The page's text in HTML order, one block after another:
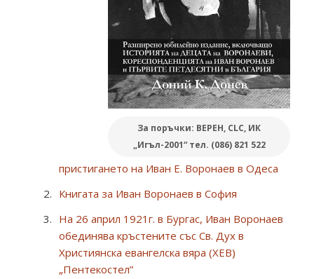
За поръчки: ВЕРЕН, CLC, ИК
„Игъл-2001“ тел. (086) 821 522
пристигането на Иван Е. Воронаев в Одеса
Книгата за Иван Воронаев в София
На 26 април 1921г. в Бургас, Иван Воронаев
обединява кръстените със Св. Дух в
Християнска евангелска вяра (ХЕВ)
„Пентекостел”